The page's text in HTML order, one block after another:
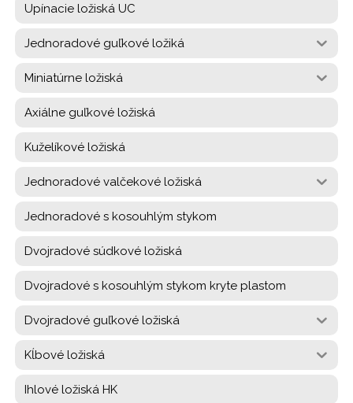
Upínacie ložiská UC
Jednoradové guľkové ložiká
Miniatúrne ložiská
Axiálne guľkové ložiská
Kuželíkové ložiská
Jednoradové valčekové ložiská
Jednoradové s kosouhlým stykom
Dvojradové súdkové ložiská
Dvojradové s kosouhlým stykom kryte plastom
Dvojradové guľkové ložiská
Kĺbové ložiská
Ihlové ložiská HK